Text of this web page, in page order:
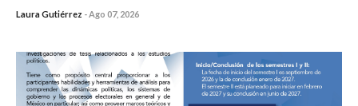
Laura Gutiérrez -Ago 07, 2026